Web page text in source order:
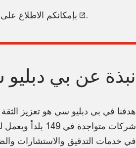
بإمكانكم الاطلاع .
نبذة عن بي
هدفنا في بي دبليو سي هو تعزيز
في خدمات التدقيق والاستشارات